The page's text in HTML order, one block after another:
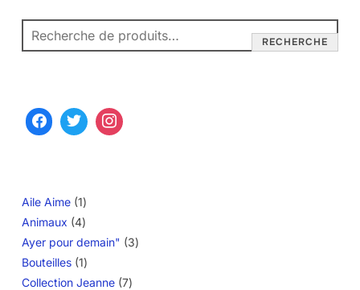
RECHERCHE
Aile Aime 11
produit
Animaux 44
produits
Ayer pour demain" 33
Bouteilles 11
produit
Collection Jeanne 77